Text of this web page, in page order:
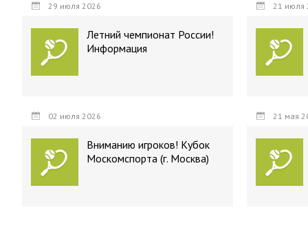
29 июля 2026
Летний чемпионат России!
Информация
21 июля
02 июля 2026
Вниманию игроков! Кубок
Москомспорта (г. Москва)
21 мая